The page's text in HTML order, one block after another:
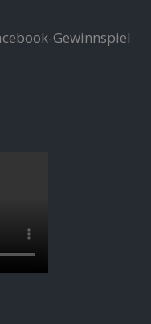
Gewinnspiel